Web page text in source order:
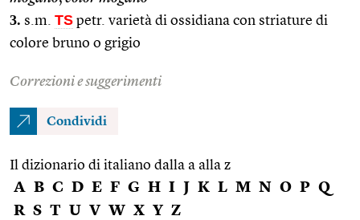
3. s.m. TS petr. varietà di ossidiana con striature di
colore bruno o grigio
Correzioni e suggerimenti
Condividi
Il dizionario di italiano dalla a alla z
A B C D E F G H I J K L M N O P Q
R S T U V W X Y Z